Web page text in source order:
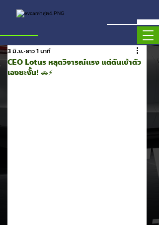
CEO Lotus หลุดวิจารณ์แรง แต่ดันเข้าตัว
เองซะงั้น! 🚗⚡
3 มิ.ย. ยาว 1 นาที